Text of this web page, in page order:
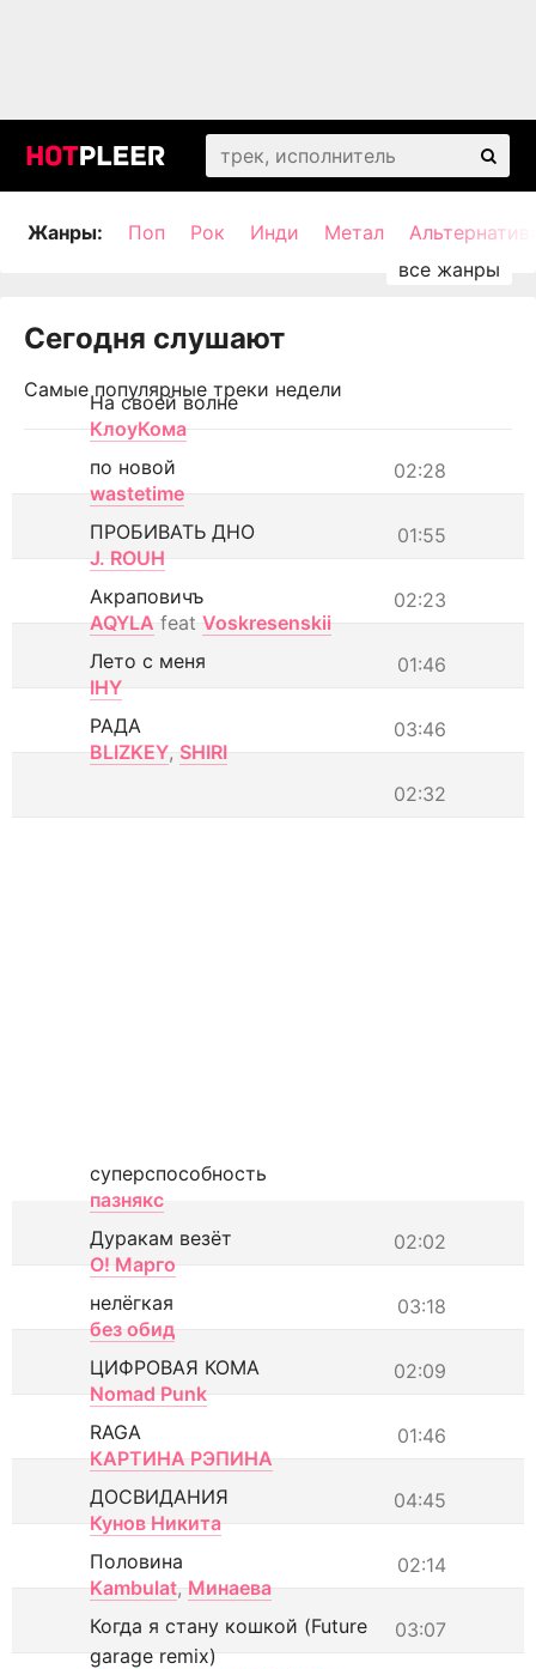
Жанры: Поп Рок Инди Метал
Сегодня слушают
Самые популярные треки недели
На своей волне
КлоуКома
02:28
по новой
wastetime
01:55
ПРОБИВАТЬ ДНО
J. ROUH
02:23
Акраповичъ
AQYLA feat Voskresenskii
01:46
Лето с меня
IHY
03:46
РАДА
BLIZKEY, SHIRI
02:32
суперспособность
пазнякс
02:02
Дуракам везёт
О! Марго
03:18
нелёгкая
без обид
02:09
ЦИФРОВАЯ КОМА
Nomad Punk
01:46
RAGA
КАРТИНА РЭПИНА
04:45
ДОСВИДАНИЯ
Кунов Никита
02:14
Половина
Kambulat, Минаева
03:07
Когда я стану кошкой (Future
garage remix)